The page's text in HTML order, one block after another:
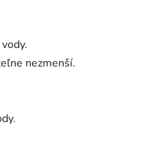
nezmenší.